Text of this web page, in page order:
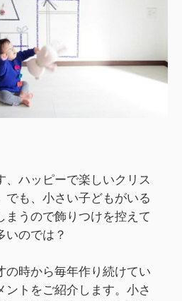
、ハッピーで楽しいクリス
でも、小さい子どもがいる
まうので飾りつけを控えて
いのでは？
の時から毎年作り続けてい
ントをご紹介します。小さ